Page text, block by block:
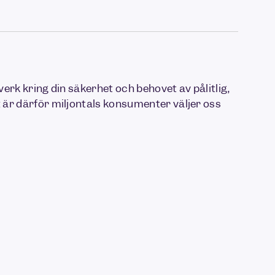
kring din säkerhet och behovet av pålitlig,
är därför miljontals konsumenter väljer oss